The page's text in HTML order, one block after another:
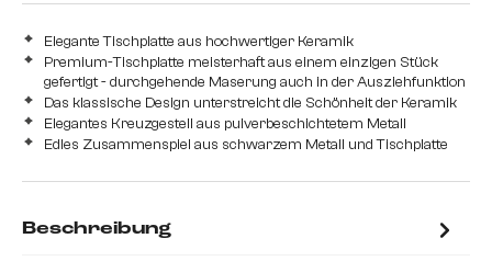
Elegante Tischplatte aus hochwertiger Keramik
Premium-Tischplatte meisterhaft aus einem einzigen Stück
gefertigt - durchgehende Maserung auch in der Ausziehfunktion
Das klassische Design unterstreicht die Schönheit der Keramik
Elegantes Kreuzgestell aus pulverbeschichtetem Metall
Edles Zusammenspiel aus schwarzem Metall und Tischplatte
Beschreibung